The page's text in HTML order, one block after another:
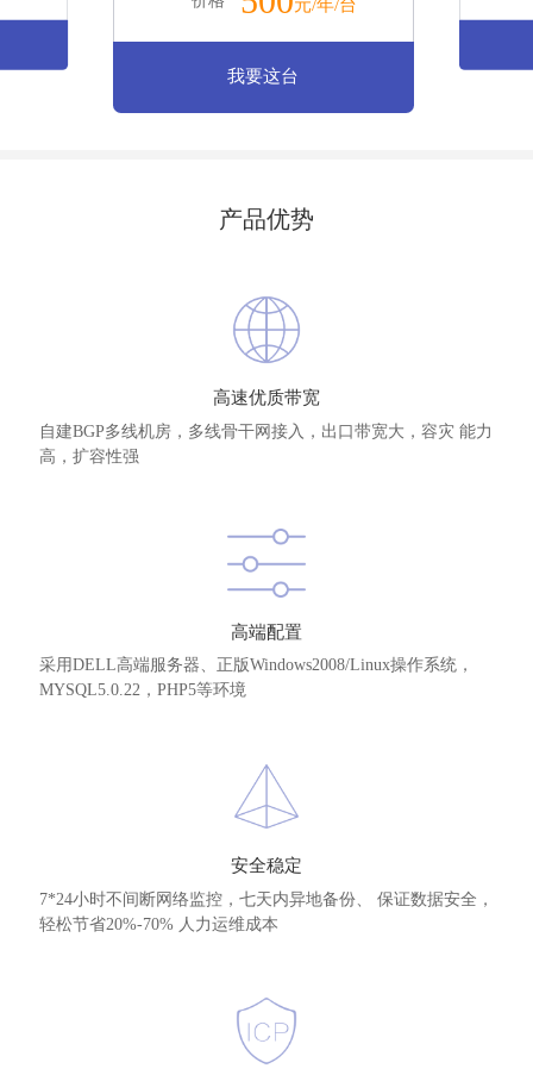
元/年/台
我要这台
产品优势
高速优质带宽
自建BGP多线机房，多线骨干网接入，出口带宽大，容灾 能力
高，扩容性强
高端配置
采用DELL高端服务器、正版Windows2008/Linux操作系统，
MYSQL5.0.22，PHP5等环境
安全稳定
7*24小时不间断网络监控，七天内异地备份、 保证数据安全，
轻松节省20%-70% 人力运维成本